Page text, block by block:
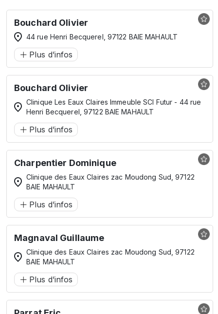
Bouchard Olivier
44 rue Henri Becquerel, 97122 BAIE MAHAULT
Plus d’infos
Bouchard Olivier
Clinique Les Eaux Claires Immeuble SCI Futur - 44 rue
Henri Becquerel, 97122 BAIE MAHAULT
Plus d’infos
Charpentier Dominique
Clinique des Eaux Claires zac Moudong Sud, 97122
BAIE MAHAULT
Plus d’infos
Magnaval Guillaume
Clinique des Eaux Claires zac Moudong Sud, 97122
BAIE MAHAULT
Plus d’infos